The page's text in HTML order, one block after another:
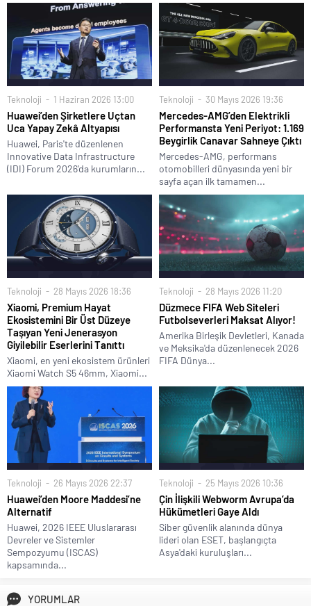
Teknoloji 1 Haziran 2026 13:00
Huawei’den Şirketlere Uçtan
Uca Yapay Zekâ Altyapısı
Huawei, Paris'te düzenlenen
Innovative Data Infrastructure
(IDI) Forum 2026'da kurumların...
Teknoloji 30 Mayıs 2026 19:36
Mercedes-AMG’den Elektrikli
Performansta Yeni Periyot: 1.169
Beygirlik Canavar Sahneye Çıktı
Mercedes-AMG, performans
otomobilleri dünyasında yeni bir
sayfa açan ilk tamamen...
Teknoloji 28 Mayıs 2026 18:36
Xiaomi, Premium Hayat
Ekosistemini Bir Üst Düzeye
Taşıyan Yeni Jenerasyon
Giyilebilir Eserlerini Tanıttı
Xiaomi, en yeni ekosistem ürünleri
Xiaomi Watch S5 46mm, Xiaomi...
Teknoloji 28 Mayıs 2026 11:20
Düzmece FIFA Web Siteleri
Futbolseverleri Maksat Alıyor!
Amerika Birleşik Devletleri, Kanada
ve Meksika'da düzenlenecek 2026
FIFA Dünya...
Teknoloji 26 Mayıs 2026 22:37
Huawei’den Moore Maddesi’ne
Alternatif
Huawei, 2026 IEEE Uluslararası
Devreler ve Sistemler
Sempozyumu (ISCAS)
kapsamında...
Teknoloji 25 Mayıs 2026 10:36
Çin İlişkili Webworm Avrupa’da
Hükümetleri Gaye Aldı
Siber güvenlik alanında dünya
lideri olan ESET, başlangıçta
Asya'daki kuruluşları...
YORUMLAR